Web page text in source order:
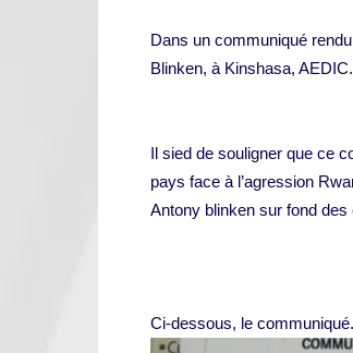
Dans un communiqué
Blinken, à Kinshasa, AEDIC.
Il sied de souligner que ce
pays face à l’agression
Antony blinken sur fond des
Ci-dessous, le communiqué.